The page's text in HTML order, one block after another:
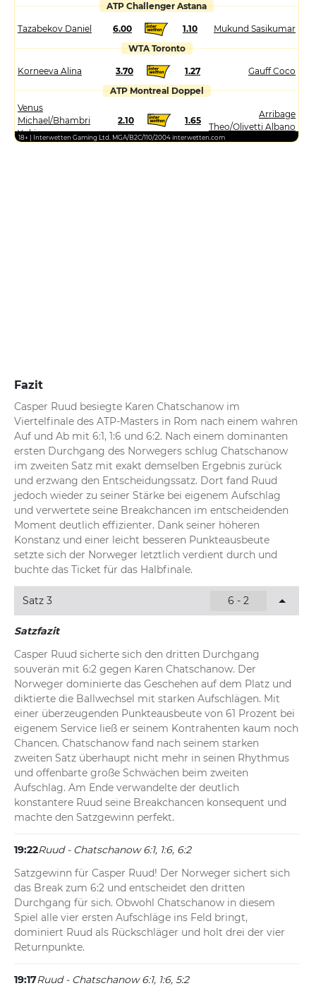
ATP Challenger Astana
Tazabekov Daniel 6.00 1.10
Mukund Sasikumar
WTA Toronto
Korneeva Alina 3.70 1.27
Gauff Coco
ATP Montreal Doppel
Venus
Michael/Bhambri
Yuki
2.10 1.65
Arribage
Theo/Olivetti Albano
18+ | Interwetten Gaming Ltd. MGA/B2C/110/2004 interwetten.com
Fazit
Casper Ruud besiegte Karen Chatschanow im
Viertelfinale des ATP-Masters in Rom nach einem wahren
Auf und Ab mit 6:1, 1:6 und 6:2. Nach einem dominanten
ersten Durchgang des Norwegers schlug Chatschanow
im zweiten Satz mit exakt demselben Ergebnis zurück
und erzwang den Entscheidungssatz. Dort fand Ruud
jedoch wieder zu seiner Stärke bei eigenem Aufschlag
und verwertete seine Breakchancen im entscheidenden
Moment deutlich effizienter. Dank seiner höheren
Konstanz und einer leicht besseren Punkteausbeute
setzte sich der Norweger letztlich verdient durch und
buchte das Ticket für das Halbfinale.
Satz 3 6 - 2
Satzfazit
Casper Ruud sicherte sich den dritten Durchgang
souverän mit 6:2 gegen Karen Chatschanow. Der
Norweger dominierte das Geschehen auf dem Platz und
diktierte die Ballwechsel mit starken Aufschlägen. Mit
einer überzeugenden Punkteausbeute von 61 Prozent bei
eigenem Service ließ er seinem Kontrahenten kaum noch
Chancen. Chatschanow fand nach seinem starken
zweiten Satz überhaupt nicht mehr in seinen Rhythmus
und offenbarte große Schwächen beim zweiten
Aufschlag. Am Ende verwandelte der deutlich
konstantere Ruud seine Breakchancen konsequent und
machte den Satzgewinn perfekt.
19:22Ruud - Chatschanow 6:1, 1:6, 6:2
Satzgewinn für Casper Ruud! Der Norweger sichert sich
das Break zum 6:2 und entscheidet den dritten
Durchgang für sich. Obwohl Chatschanow in diesem
Spiel alle vier ersten Aufschläge ins Feld bringt,
dominiert Ruud als Rückschläger und holt drei der vier
Returnpunkte.
19:17Ruud - Chatschanow 6:1, 1:6, 5:2